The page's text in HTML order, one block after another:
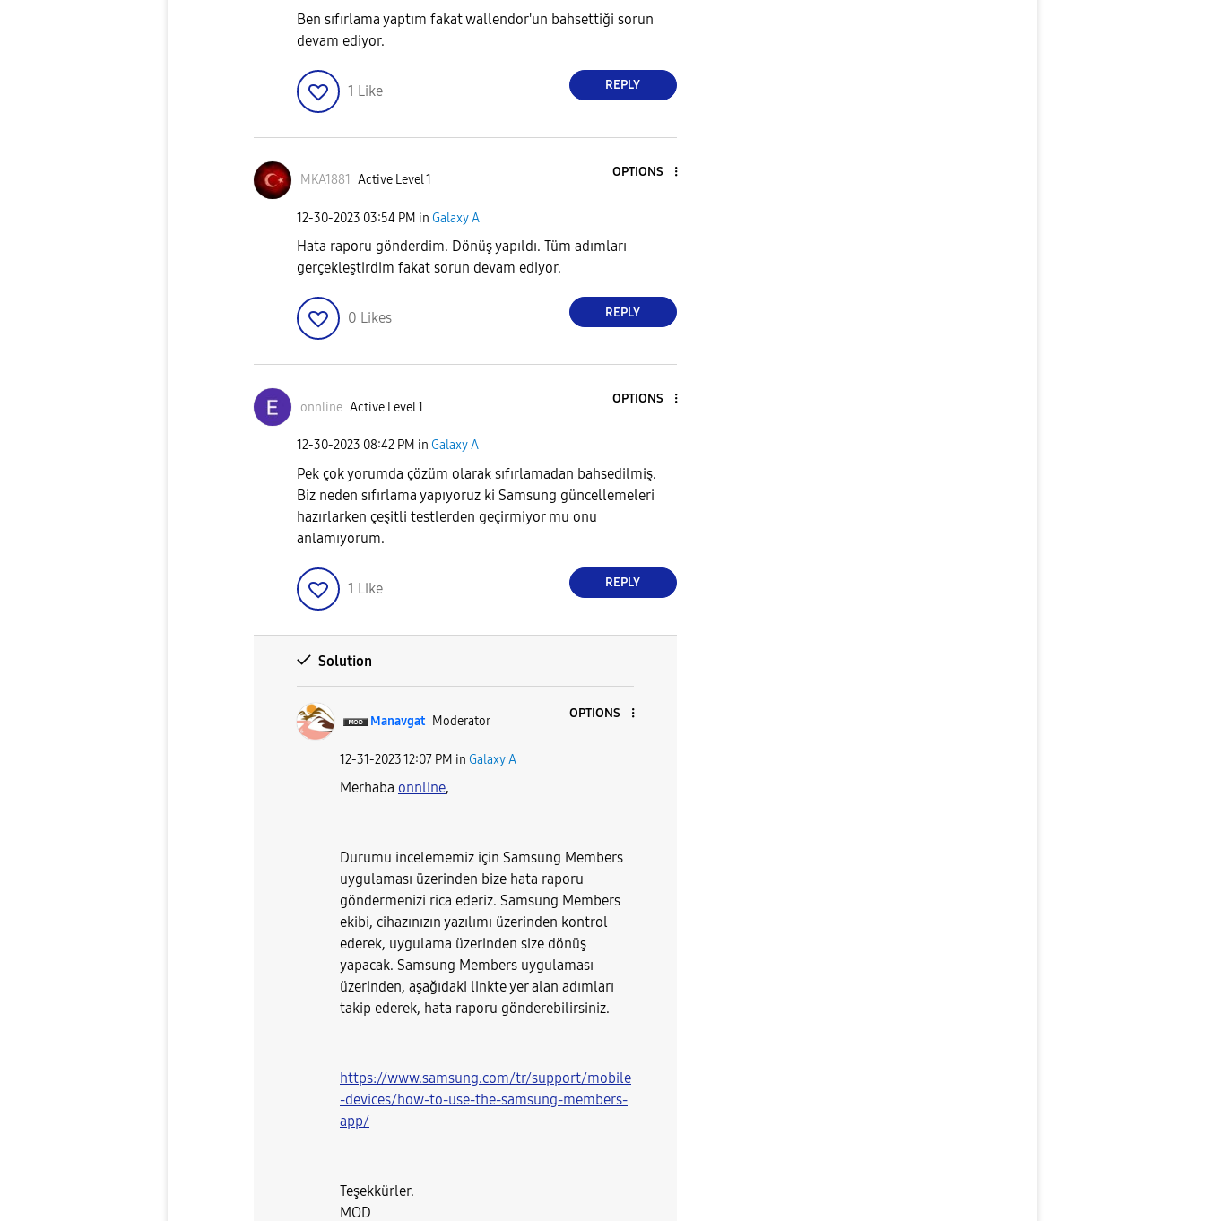
Ben sıfırlama yaptım fakat wallendor'un bahsettiği sorun
devam ediyor.
1 Like REPLY
MKA1881 Active Level 1
OPTIONS
‎12-30-2023 03:54 PM in Galaxy A
Hata raporu gönderdim. Dönüş yapıldı. Tüm adımları
gerçekleştirdim fakat sorun devam ediyor.
0 Likes REPLY
onnline Active Level 1
OPTIONS
‎12-30-2023 08:42 PM in Galaxy A
Pek çok yorumda çözüm olarak sıfırlamadan bahsedilmiş.
Biz neden sıfırlama yapıyoruz ki Samsung güncellemeleri
hazırlarken çeşitli testlerden geçirmiyor mu onu
anlamıyorum.
1 Like REPLY
Solution
Manavgat Moderator
OPTIONS
‎12-31-202312:07 PM in Galaxy A
Merhaba onnline,
Durumu incelememiz için Samsung Members
uygulaması üzerinden bize hata raporu
göndermenizi rica ederiz. Samsung Members
ekibi, cihazınızın yazılımı üzerinden kontrol
ederek, uygulama üzerinden size dönüş
yapacak. Samsung Members uygulaması
üzerinden, aşağıdaki linkte yer alan adımları
takip ederek, hata raporu gönderebilirsiniz.
https://www.samsung.com/tr/support/mobile
-devices/how-to-use-the-samsung-members-
app/
Teşekkürler.
MOD​